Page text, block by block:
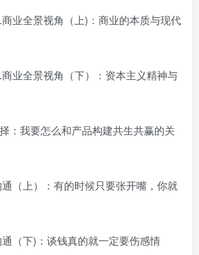
业全景视角（上)：商业的本质与现代
业全景视角（下）：资本主义精神与
：我要怎么和产品构建共生共赢的关
（上）：有的时候只要张开嘴，你就
（下)：谈钱真的就一定要伤感情